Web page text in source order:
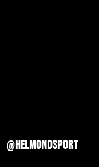
@HELMONDSPORT